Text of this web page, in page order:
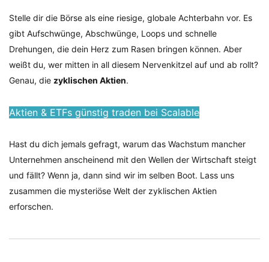
Stelle dir die Börse als eine riesige, globale Achterbahn vor. Es
gibt Aufschwünge, Abschwünge, Loops und schnelle
Drehungen, die dein Herz zum Rasen bringen können. Aber
weißt du, wer mitten in all diesem Nervenkitzel auf und ab rollt?
Genau, die zyklischen Aktien.
Aktien & ETFs günstig traden bei Scalable
Hast du dich jemals gefragt, warum das Wachstum mancher
Unternehmen anscheinend mit den Wellen der Wirtschaft steigt
und fällt? Wenn ja, dann sind wir im selben Boot. Lass uns
zusammen die mysteriöse Welt der zyklischen Aktien
erforschen.